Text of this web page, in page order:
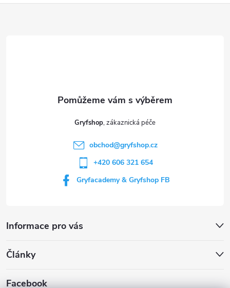
Informace pro vás
Gryfshop
obchod@gryfshop.cz
+420 606 321 654
Gryfacademy & Gryfshop FB
Články
Facebook